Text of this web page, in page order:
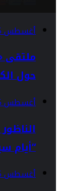
أغسطس 5, 2026
ملتقى
حول
أغسطس 5, 2026
“أيام
أغسطس 5, 2026